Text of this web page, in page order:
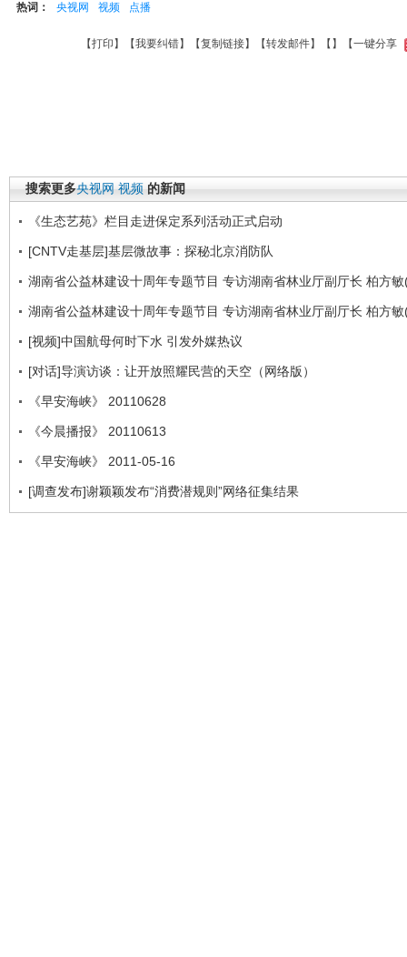
热词： 央视网 视频 点播
【打印 】【我要纠错】【复制链接】【转发邮件】【 】 【一键分享
搜索更多央视网 视频 的新闻
《生态艺苑》栏目走进保定系列活动正式启动
[CNTV走基层]基层微故事：探秘北京消防队
湖南省公益林建设十周年专题节目 专访湖南省林业厅副厅长 柏方
湖南省公益林建设十周年专题节目 专访湖南省林业厅副厅长 柏方
[视频]中国航母何时下水 引发外媒热议
[对话]导演访谈：让开放照耀民营的天空（网络版）
《早安海峡》 20110628
《今晨播报》 20110613
《早安海峡》 2011-05-16
[调查发布]谢颖颖发布“消费潜规则”网络征集结果